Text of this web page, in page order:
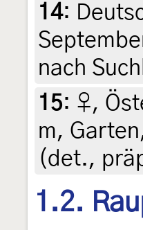
14:
nach
15: ♀,
m,
(det.,
1.2.